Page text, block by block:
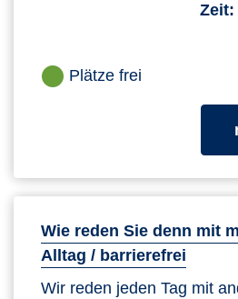
Zeit:
Plätze frei
Wie reden Sie denn mit
Alltag / barrierefrei
Wir reden jeden Tag mit